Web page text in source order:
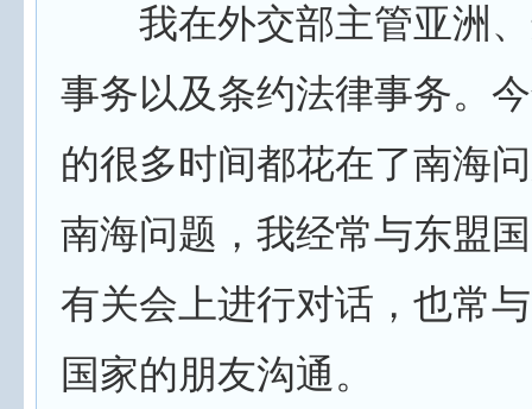
我在外交部主管亚洲、
事务以及条约法律事务。
的很多时间都花在了南海
南海问题，我经常与东盟
有关会上进行对话，也常
国家的朋友沟通。